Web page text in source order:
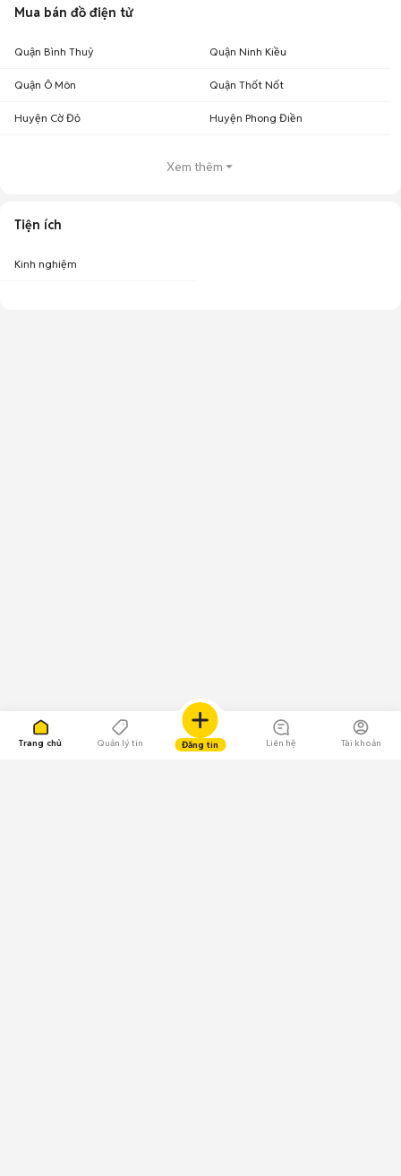
Trang chủ Quản lý tin Đăng tin Liên hệ Tài khoản
Mua bán đồ điện tử
Quận Bình Thuỷ Quận Ninh Kiều
Quận Ô Môn Quận Thốt Nốt
Huyện Cờ Đỏ Huyện Phong Điền
Xem thêm
Tiện ích
Kinh nghiệm